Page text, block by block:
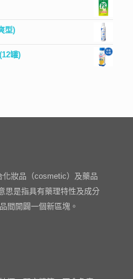
型)
罐)
妝品（cosmetic）及藥品
思是指具有藥理特性及成分
間開闢一個新區塊。